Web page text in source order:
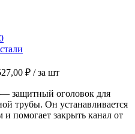
₽ / за шт
— защитный оголовок для
трубы. Он устанавливается
помогает закрыть канал от